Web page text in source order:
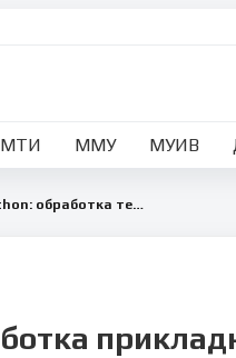
МТИ ММУ МУИВ
Разработка прикладных программ на Python: обработка текста, экспертная система, калькулятор и визуализация Ханойских башен